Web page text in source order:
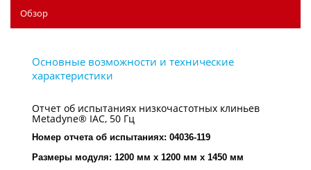
Обзор
Отчет об испытаниях низкочастотных клиньев
Metadyne® IAC, 50 Гц
Номер отчета об испытаниях: 04036-119
Размеры модуля: 1200 мм х 1200 мм х 1450 мм